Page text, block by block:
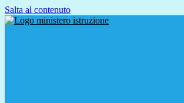
Salta al contenuto